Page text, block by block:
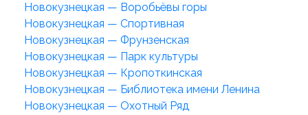
Новокузнецкая — Воробьёвы горы
Новокузнецкая — Спортивная
Новокузнецкая — Фрунзенская
Новокузнецкая — Парк культуры
Новокузнецкая — Кропоткинская
Новокузнецкая — Библиотека имени Ленина
Новокузнецкая — Охотный Ряд